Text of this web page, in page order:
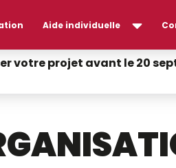
Aide individuelle
votre projet avant le 20